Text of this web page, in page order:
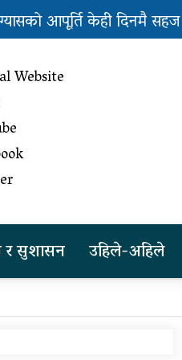
आपूर्ति केही दिनमै सहज हुन्छ’
Website
र सुशासन उहिले-अहिले
सम्म मुसलधारे देखि
मनसुन, सतर्क रहन
तिब्बत
दलाई लामाका
नआउने